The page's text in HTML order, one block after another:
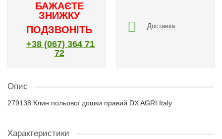
БАЖАЄТЕ
ЗНИЖКУ
ПОДЗВОНІТЬ
+38 (067) 364 71
72
Доставка
Опис
279138 Клин польової дошки правий DX AGRI Italy
Характеристики